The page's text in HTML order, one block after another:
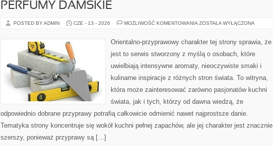
PERFUMY DAMSKIE
POSTED BY ADMIN CZE - 13 - 2026 MOŻLIWOŚĆ KOMENTOWANIA PERFUMY
ZOSTAŁA WYŁĄCZONA
Orientalno-przyprawowy charakter tej strony sprawia, że
jest to serwis stworzony z myślą o osobach, które
uwielbiają intensywne aromaty, nieoczywiste smaki i
kulinarne inspiracje z różnych stron świata. To witryna,
która może zainteresować zarówno pasjonatów kuchni
świata, jak i tych, którzy od dawna wiedzą, że
odpowiednio dobrane przyprawy potrafią całkowicie odmienić nawet najprostsze danie.
Tematyka strony koncentruje się wokół kuchni pełnej zapachów, ale jej charakter jest znacznie
szerszy, ponieważ przyprawy są […]